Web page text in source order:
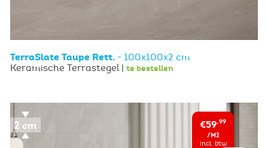
TerraSlate Taupe Rett. - 100x100x2 cm
Keramische Terrastegel | te bestellen
€59,99
/M2
incl. btw